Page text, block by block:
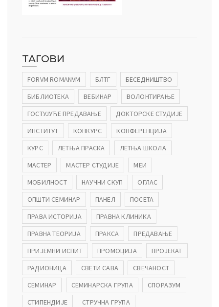
ТАГОВИ
FORVM ROMANVM БЛТГ
БЕСЕДНИШТВО
БИБЛИОТЕКА
ВЕБИНАР
ВОЛОНТИРАЊЕ
ГОСТУЈУЋЕ ПРЕДАВАЊЕ
ДОКТОРСКЕ СТУДИЈЕ
ИНСТИТУТ
КОНКУРС
КОНФЕРЕНЦИЈА
КУРС
ЛЕТЊА ПРАСКА
ЛЕТЊА ШКОЛА
МАСТЕР
МАСТЕР СТУДИЈЕ
МЕИ
МОБИЛНОСТ
НАУЧНИ СКУП
ОГЛАС
ОПШТИ СЕМИНАР
ПАНЕЛ
ПОСЕТА
ПРАВА ИСТОРИЈА
ПРАВНА КЛИНИКА
ПРАВНА ТЕОРИЈА
ПРАКСА
ПРЕДАВАЊЕ
ПРИЈЕМНИ ИСПИТ
ПРОМОЦИЈА
ПРОЈЕКАТ
РАДИОНИЦА
СВЕТИ САВА
СВЕЧАНОСТ
СЕМИНАР
СЕМИНАРСКА ГРУПА
СПОРАЗУМ
СТИПЕНДИЈЕ
СТРУЧНА ГРУПА